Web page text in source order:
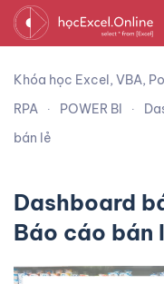
Khóa học Excel, VBA,
RPA
POWER BI
bán lẻ
Dashboard
Báo cáo bán